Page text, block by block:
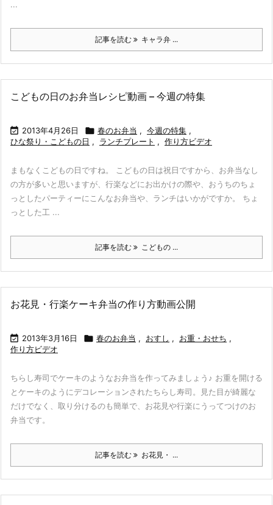
...
記事を読む キャラ弁 ...
こどもの日のお弁当レシピ動画 – 今週の特集
 2013年4月26日  春のお弁当 , 今週の特集 ,
ひな祭り・こどもの日 , ランチプレート , 作り方ビデオ
まもなくこどもの日ですね。 こどもの日は祝日ですから、お弁当なし
の方が多いと思いますが、行楽などにお出かけの際や、おうちのちょ
っとしたパーティーにこんなお弁当や、ランチはいかがですか。 ちょ
っとした工 ...
記事を読む こどもの ...
お花見・行楽ケーキ弁当の作り方動画公開
 2013年3月16日  春のお弁当 , おすし , お重・おせち ,
作り方ビデオ
ちらし寿司でケーキのようなお弁当を作ってみましょう♪ お重を開ける
とケーキのようにデコレーションされたちらし寿司。見た目が綺麗な
だけでなく、取り分けるのも簡単で、お花見や行楽にうってつけのお
弁当です。
記事を読む お花見・ ...